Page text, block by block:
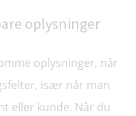
oplysninger
oplysninger, når
især når man
eller kunde. Når du